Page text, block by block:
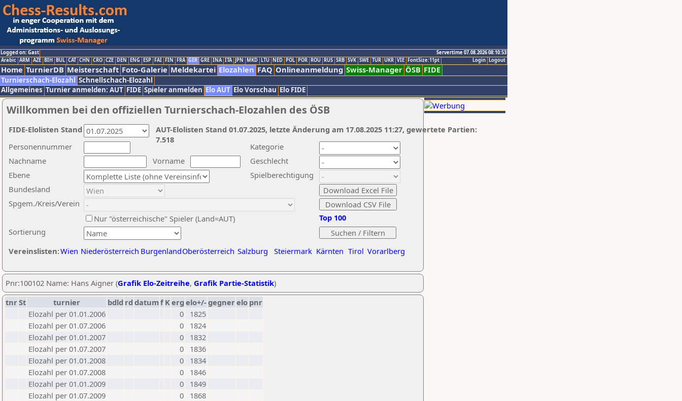
Logged on: Gast
Servertime 07.08.2026 08:10:53
Logout
Login
Arabic ARM AZE BIH BUL CAT CHN CRO CZE DEN ENG ESP FAI FIN FRA GER GRE INA ITA JPN MKD LTU NED POL POR ROU RUS SRB SVK SWE TUR UKR VIE FontSize:11pt
Home TurnierDB Meisterschaft Foto-Galerie Meldekartei Elozahlen FAQ Onlineanmeldung Swiss-Manager ÖSB FIDE
Turnierschach-Elozahl Schnellschach-Elozahl
Allgemeines Turnier anmelden: AUT FIDE Spieler anmelden Elo AUT Elo Vorschau Elo FIDE
Willkommen bei den offiziellen Turnierschach-Elozahlen des ÖSB
Nachname
Vorname
Ebene
Kategorie
Sortierung
Personennummer
Bundesland
Spgem./Kreis/Verein
Geschlecht
Nur "österreichische" Spieler (Land=AUT)
Spielberechtigung
Vereinslisten:Wien Niederösterreich BurgenlandOberösterreich Salzburg Steiermark Kärnten Tirol Vorarlberg
Top 100
AUT-Elolisten Stand 01.07.2025, letzte Änderung am 17.08.2025 11:27, gewertete Partien:
7.518
FIDE-Elolisten Stand
Pnr:100102 Name: Hans Aigner (Grafik Elo-Zeitreihe, Grafik Partie-Statistik)
tnrSt turnier bdld rd datumf Kerg elo+/-gegnerelo pnr
Elozahl per 01.01.2006
0
1825
Elozahl per 01.07.2006
0
1824
Elozahl per 01.01.2007
0
1832
Elozahl per 01.07.2007
0
1836
Elozahl per 01.01.2008
0
1834
Elozahl per 01.07.2008
0
1846
Elozahl per 01.01.2009
0
1849
Elozahl per 01.07.2009
0
1868